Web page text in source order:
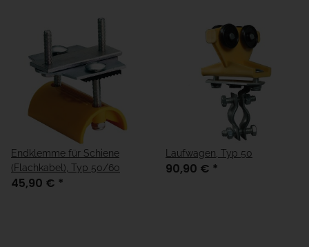
Endklemme für Schiene
(Flachkabel), Typ 50/60
45,90 € *
Laufwagen, Typ 50
90,90 € *